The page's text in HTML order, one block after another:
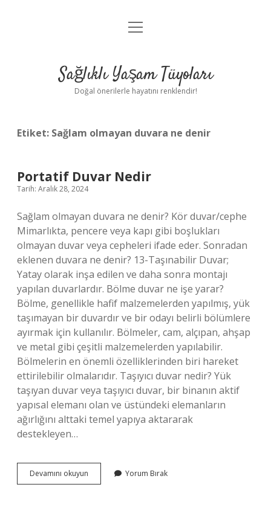
Anasayfa
Yasal Uyarı
menüyü
Sağlıklı Yaşam Tüyoları
Doğal önerilerle hayatını renklendir!
Etiket: Sağlam olmayan duvara ne denir
Portatif Duvar Nedir
Tarih: Aralık 28, 2024
Sağlam olmayan duvara ne denir? Kör duvar/cephe
Mimarlıkta, pencere veya kapı gibi boşlukları
olmayan duvar veya cepheleri ifade eder. Sonradan
eklenen duvara ne denir? 13-Taşınabilir Duvar;
Yatay olarak inşa edilen ve daha sonra montajı
yapılan duvarlardır. Bölme duvar ne işe yarar?
Bölme, genellikle hafif malzemelerden yapılmış, yük
taşımayan bir duvardır ve bir odayı belirli bölümlere
ayırmak için kullanılır. Bölmeler, cam, alçıpan, ahşap
ve metal gibi çeşitli malzemelerden yapılabilir.
Bölmelerin en önemli özelliklerinden biri hareket
ettirilebilir olmalarıdır. Taşıyıcı duvar nedir? Yük
taşıyan duvar veya taşıyıcı duvar, bir binanın aktif
yapısal elemanı olan ve üstündeki elemanların
ağırlığını alttaki temel yapıya aktararak
destekleyen…
Devamını okuyun
Duvar
Yorum Bırak